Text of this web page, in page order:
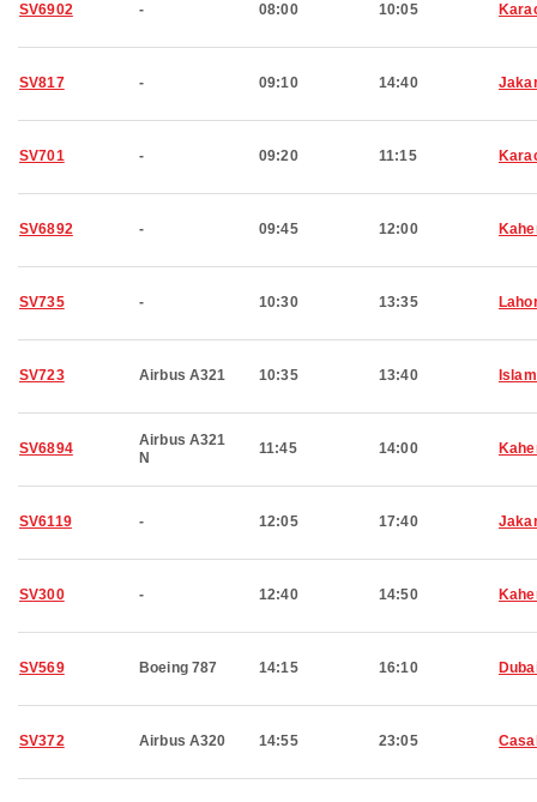
SV6902 - 08:00 10:05
SV817 - 09:10 14:40
SV701 - 09:20 11:15
SV6892 - 09:45 12:00
SV735 - 10:30 13:35
SV723 Airbus A321 10:35 13:40
SV6894
Airbus A321
N
11:45 14:00
SV6119 - 12:05 17:40
SV300 - 12:40 14:50
SV569 Boeing 787 14:15 16:10
SV372 Airbus A320 14:55 23:05